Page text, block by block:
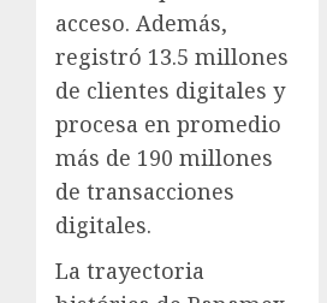
acceso. Además,
registró 13.5 millones
de clientes digitales y
procesa en promedio
más de 190 millones
de transacciones
digitales.
La trayectoria